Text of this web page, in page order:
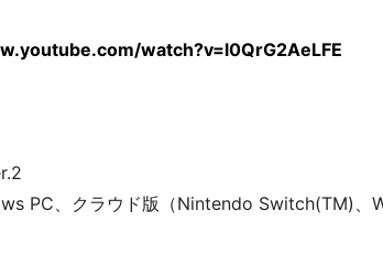
watch?v=l0QrG2AeLFE
PC、クラウド版（Nintendo Switch(TM)、